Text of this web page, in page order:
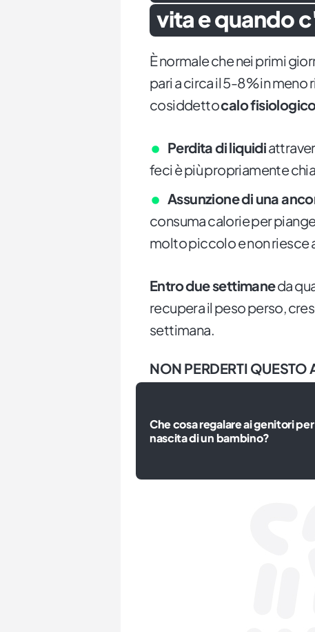
vita e quando
È normale che nei primi
pari a circa il 5-8% in
cosiddettocalo
Perdita di liquidi
feci è più propriamente
Assunzione di una
consuma calorie per
molto piccolo e non riesce
Entro due settimaneda
recupera il peso perso,
settimana.
NON PERDERTI QUESTO
Che cosa regalare ai genitori per
nascita di un bambino?